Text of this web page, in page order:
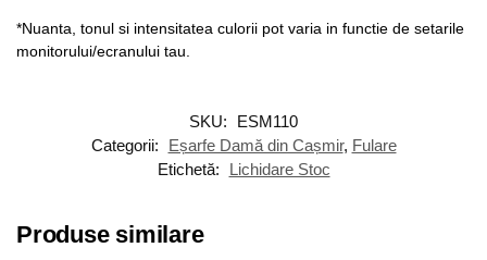
*Nuanta, tonul si intensitatea culorii pot varia in functie de setarile
monitorului/ecranului tau.
SKU:
ESM110
Categorii:
Eșarfe Damă din Cașmir, Fulare
Etichetă:
Lichidare Stoc
Produse similare